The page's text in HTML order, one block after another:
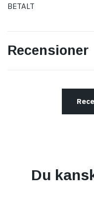
BETALT
Recensioner
Du